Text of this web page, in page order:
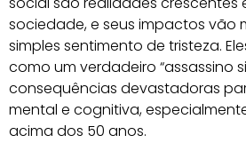
sociedade, e seus impactos vão
simples sentimento de tristeza.
como um verdadeiro “assassino
consequências devastadoras
mental e cognitiva,
acima dos 50 anos.